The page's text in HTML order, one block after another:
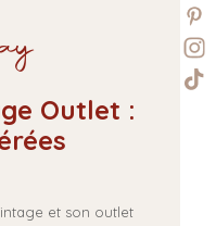
Outlet :
et son outlet